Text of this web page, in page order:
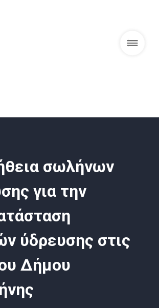
σωλήνων
για την
ύδρευσης στις
Δήμου